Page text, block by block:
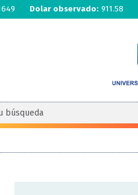
Dolar observado: 911.58